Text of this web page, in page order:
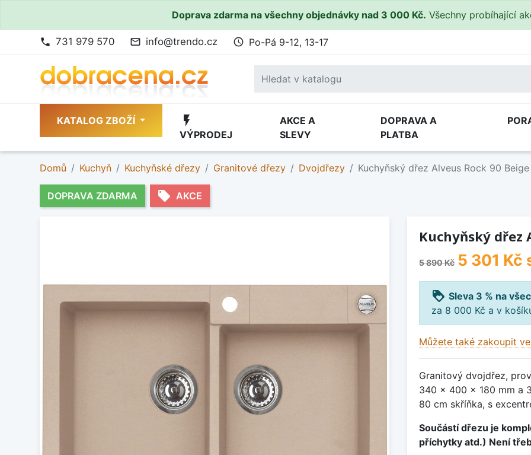
Doprava zdarma na všechny objednávky nad 3 000 Kč. Všechny probíhající
phone 731 979 570 mail_outline info@trendo.cz access_time Po-Pá 9-12, 13-17
KATALOG ZBOŽÍ flash_on
VÝPRODEJ
AKCE A
SLEVY
DOPRAVA A
PLATBA
Domů Kuchyň Kuchyňské dřezy Granitové dřezy Dvojdřezy Kuchyňský dřez Alveus Rock 90
DOPRAVA ZDARMA local_offer AKCE
Kuchyňský dřez
5 890 Kč 5 301 Kč
loyalty Sleva 3 % na
za 8 000 Kč a v
Můžete také zakoupit
Granitový dvojdřez,
340 x 400 x 180 mm a
80 cm skříňka, s
Součástí dřezu je
příchytky atd.) Není